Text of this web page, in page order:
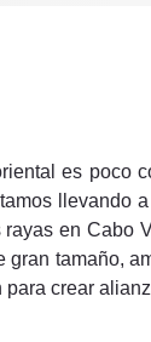
es poco
en Cabo
tamaño,
crear